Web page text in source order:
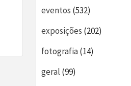
eventos (532)
exposições (202)
fotografia(14)
geral (99)